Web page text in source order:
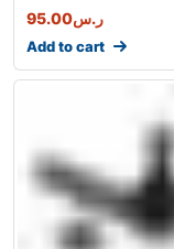
ر.س95.00
Add to cart